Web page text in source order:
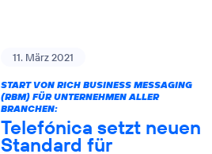
11. März 2021
START VON RICH BUSINESS MESSAGING
(RBM) FÜR UNTERNEHMEN ALLER
BRANCHEN:
Telefónica setzt neuen
Standard für